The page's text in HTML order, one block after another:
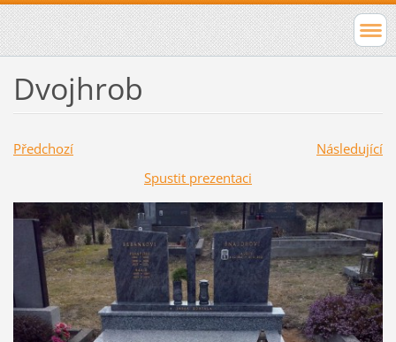
Dvojhrob
Předchozí
Následující
Spustit prezentaci